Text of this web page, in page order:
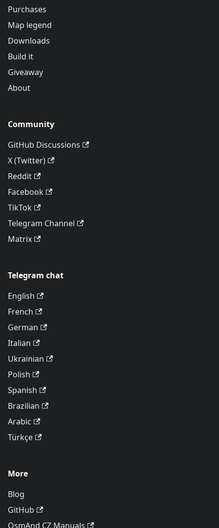
Purchases
Map legend
Downloads
Build it
Giveaway
About
Community
GitHub Discussions
X (Twitter)
Reddit
Facebook
TikTok
Telegram Channel
Matrix
Telegram chat
English
French
German
Italian
Ukrainian
Polish
Spanish
Brazilian
Arabic
Türkçe
More
Blog
GitHub
OsmAnd CZ Manuals